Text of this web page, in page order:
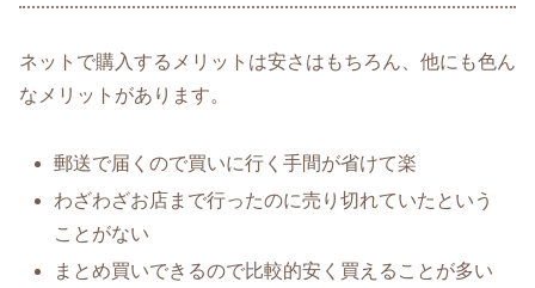
ネットで購入するメリットは安さはもちろん、他にも色ん
なメリットがあります。
郵送で届くので買いに行く手間が省けて楽
わざわざお店まで行ったのに売り切れていたという
ことがない
まとめ買いできるので比較的安く買えることが多い